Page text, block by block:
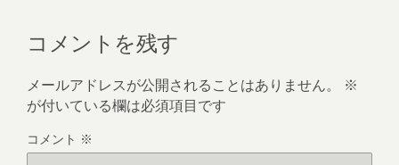
コメントを残す
メールアドレスが公開されることはありません。
※
が付いている欄は必須項目です
コメント ※